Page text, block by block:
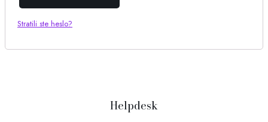
Stratili ste heslo?
Helpdesk